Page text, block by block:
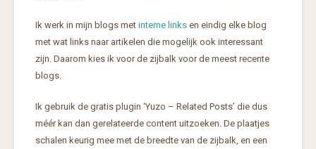
Ik werk in mijn blogs met interne links en eindig elke blog
met wat links naar artikelen die mogelijk ook interessant
zijn. Daarom kies ik voor de zijbalk voor de meest recente
blogs.
Ik gebruik de gratis plugin ‘Yuzo – Related Posts’ die dus
méér kan dan gerelateerde content uitzoeken. De plaatjes
schalen keurig mee met de breedte van de zijbalk, en een